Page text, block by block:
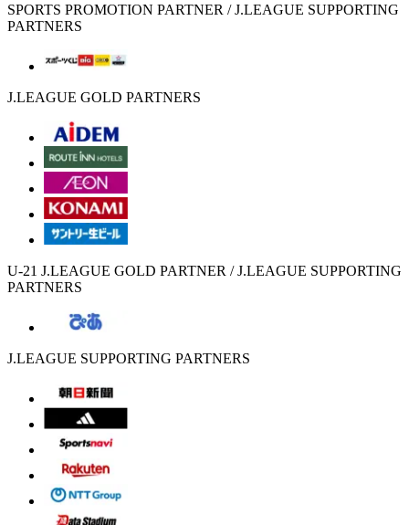
SPORTS PROMOTION PARTNER / J.LEAGUE SUPPORTING
PARTNERS
J.LEAGUE GOLD PARTNERS
U-21 J.LEAGUE GOLD PARTNER / J.LEAGUE SUPPORTING
PARTNERS
J.LEAGUE SUPPORTING PARTNERS